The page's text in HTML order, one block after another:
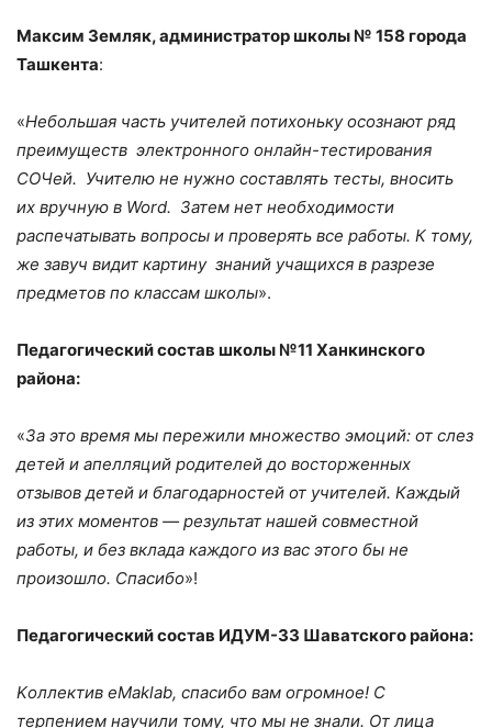
Максим Земляк, администратор школы № 158 города
Ташкента:
«Небольшая часть учителей потихоньку осознают ряд
преимуществ электронного онлайн-тестирования
СОЧей. Учителю не нужно составлять тесты, вносить
их вручную в Word. Затем нет необходимости
распечатывать вопросы и проверять все работы. К тому,
же завуч видит картину знаний учащихся в разрезе
предметов по классам школы».
Педагогический состав школы №11 Ханкинского
района:
«За это время мы пережили множество эмоций: от слез
детей и апелляций родителей до восторженных
отзывов детей и благодарностей от учителей. Каждый
из этих моментов — результат нашей совместной
работы, и без вклада каждого из вас этого бы не
произошло. Спасибо»!
Педагогический состав ИДУМ-33 Шаватского района:
Kоллектив eMaklab, спасибо вам огромное! С
терпением научили тому, что мы не знали. От лица